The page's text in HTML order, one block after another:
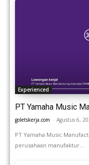
Experienced
PT Yamaha Music
goletskerja.com - Agustus 6,
PT Yamaha Music
perusahaan manufaktur...